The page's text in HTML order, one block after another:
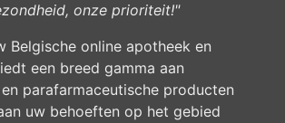
onze prioriteit!"
Belgische online apotheek en
een breed gamma aan
parafarmaceutische producten
uw behoeften op het gebied